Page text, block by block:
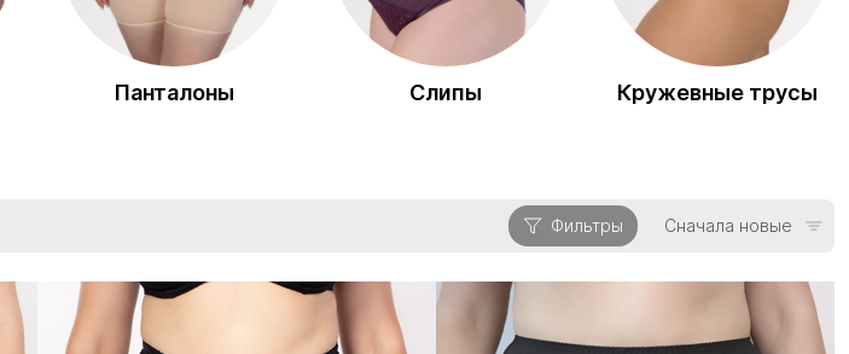
Панталоны Слипы Кружевные трусы
Фильтры Сначала новые